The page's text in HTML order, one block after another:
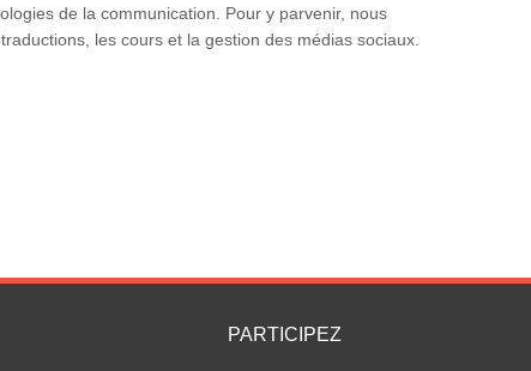
de la communication. Pour y parvenir, nous
les cours et la gestion des médias sociaux.
PARTICIPEZ